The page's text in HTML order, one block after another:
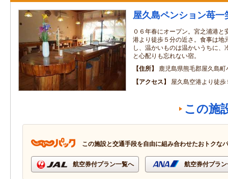
屋久島ペンション苺一
０６年春にオープン。宮之浦港と
港より徒歩５分の近さ。食事は地
し、温かいものは温かいうちに、
と心配りも忘れない宿。
住所
鹿児島県熊毛郡屋久島
アクセス
屋久島空港より徒歩
この施
この施設と交通手段を自由に組み合わせたおトクな
航空券付プラン一覧へ 航空券付プラ